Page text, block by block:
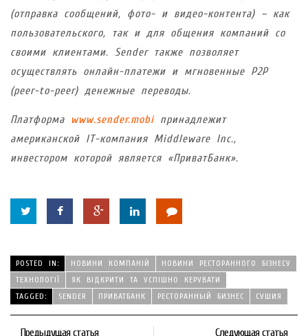
(отправка сообщений, фото- и видео-контента) – как
пользовательского, так и для общения компаний со
своими клиентами. Sender также позволяет
осуществлять онлайн-платежи и мгновенные P2P
(peer-to-peer) денежные переводы.
Платформа www.sender.mobiпринадлежит
американской IТ-компания Middleware Inc.,
инвестором которой является «ПриватБанк».
POSTED IN: НОВИНИ КОМПАНІЙ
НОВИНИ РЕСТОРАННОГО БІЗНЕСУ
ТЕХНОЛОГІЇ
ЯК ВІДКРИТИ ТА УСПІШНО КЕРУВАТИ
TAGGED:
SENDER ПРИВАТБАНК РЕСТОРАННЫЙ БИЗНЕС СУШИЯ
Предыдущая статья Следующая статья